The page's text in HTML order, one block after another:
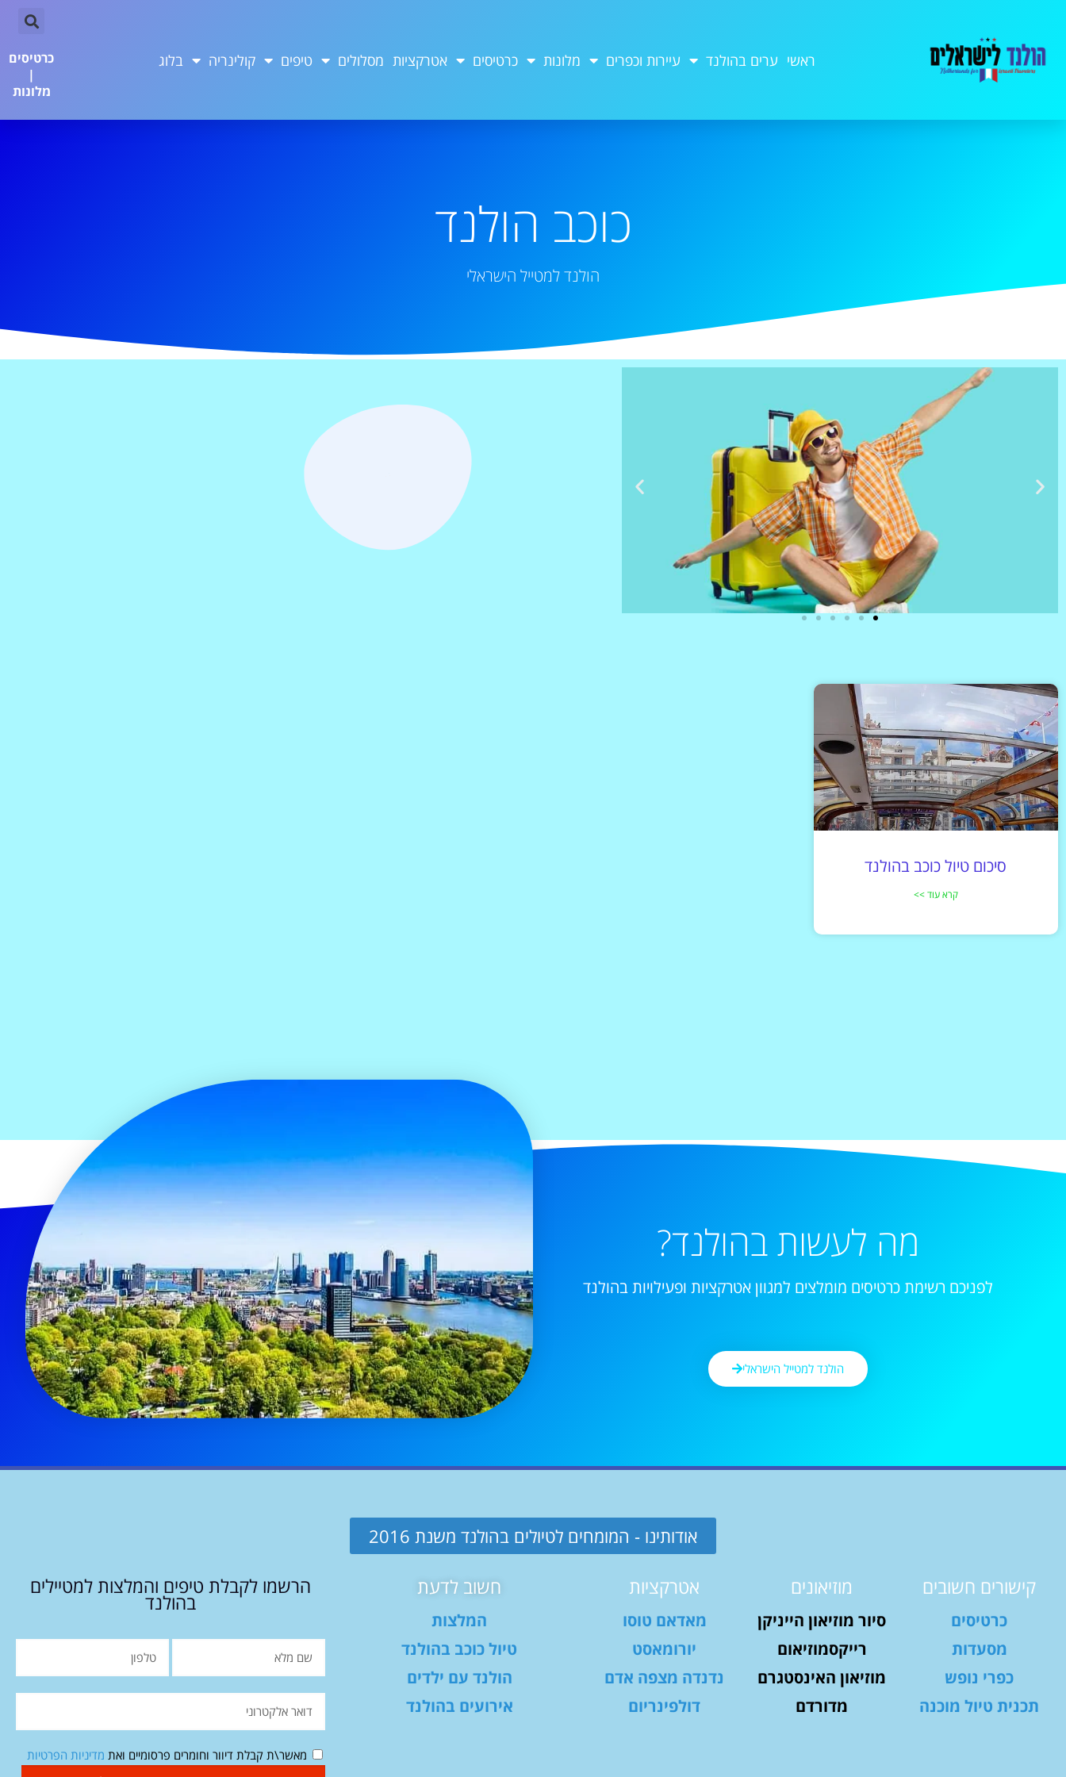
ראשי ערים בהולנד עיירות וכפרים מלונות כרטיסים אטרקציות מסלולים טיפים קולינריה בלוג
כרטיסים
|
מלונות
כוכב הולנד
הולנד למטייל הישראלי
סיכום טיול כוכב בהולנד
קרא עוד >>
מה לעשות בהולנד?
לפניכם רשימת כרטיסים מומלצים למגוון אטרקציות ופעילויות בהולנד
הולנד למטייל הישראלי
אודותינו - המומחים לטיולים בהולנד משנת 2016
קישורים חשובים
כרטיסים
מסעדות
כפרי נופש
תכנית טיול מוכנה
מוזיאונים
סיור מוזיאון הייניקן
רייקסמוזיאום
מוזיאון האינסטגרם
מדורדם
אטרקציות
מאדאם טוסו
יורומאסט
נדנדה מצפה אדם
דולפינריום
חשוב לדעת
המלצות
טיול כוכב בהולנד
הולנד עם ילדים
אירועים בהולנד
הרשמו לקבלת טיפים והמלצות למטיילים
בהולנד
מאשר\ת קבלת דיוור וחומרים פרסומיים ואת מדיניות הפרטיות